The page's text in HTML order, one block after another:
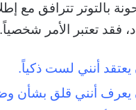
بالتوتر تترافق مع
فقد تعتبر الأمر شخصياً.
يعتقد أنني لست ذكياً.
يعرف أنني قلق بشأن